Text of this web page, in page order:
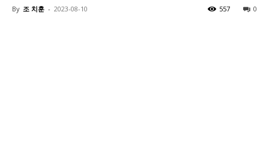
By 조 치훈 - 2023-08-10 0
557